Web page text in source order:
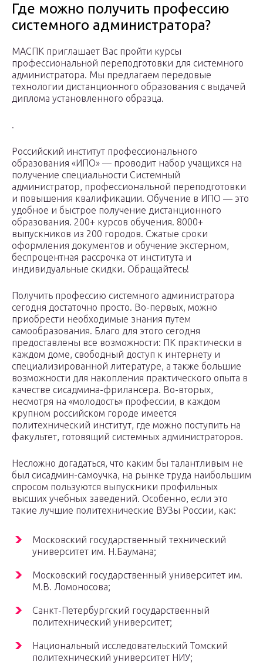
Где можно получить профессию
системного администратора?
МАСПК приглашает Вас пройти курсы
профессиональной переподготовки для системного
администратора. Мы предлагаем передовые
технологии дистанционного образования с выдачей
диплома установленного образца.
.
Российский институт профессионального
образования «ИПО» — проводит набор учащихся на
получение специальности Системный
администратор, профессиональной переподготовки
и повышения квалификации. Обучение в ИПО — это
удобное и быстрое получение дистанционного
образования. 200+ курсов обучения. 8000+
выпускников из 200 городов. Сжатые сроки
оформления документов и обучение экстерном,
беспроцентная рассрочка от института и
индивидуальные скидки. Обращайтесь!
Получить профессию системного администратора
сегодня достаточно просто. Во-первых, можно
приобрести необходимые знания путем
самообразования. Благо для этого сегодня
предоставлены все возможности: ПК практически в
каждом доме, свободный доступ к интернету и
специализированной литературе, а также большие
возможности для накопления практического опыта в
качестве сисадмина-фрилансера. Во-вторых,
несмотря на «молодость» профессии, в каждом
крупном российском городе имеется
политехнический институт, где можно поступить на
факультет, готовящий системных администраторов.
Несложно догадаться, что каким бы талантливым не
был сисадмин-самоучка, на рынке труда наибольшим
спросом пользуются выпускники профильных
высших учебных заведений. Особенно, если это
такие лучшие политехнические ВУЗы России, как:
Московский государственный технический
университет им. Н.Баумана;
Московский государственный университет им.
М.В. Ломоносова;
Санкт-Петербургский государственный
политехнический университет;
Национальный исследовательский Томский
политехнический университет НИУ;